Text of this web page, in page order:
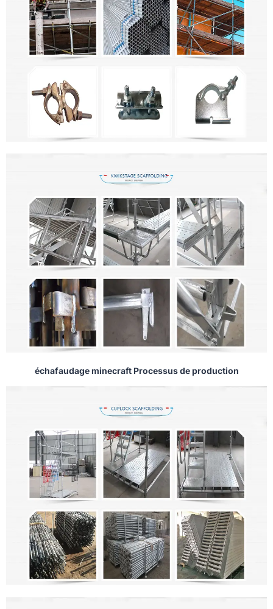
échafaudage minecraft Processus de production